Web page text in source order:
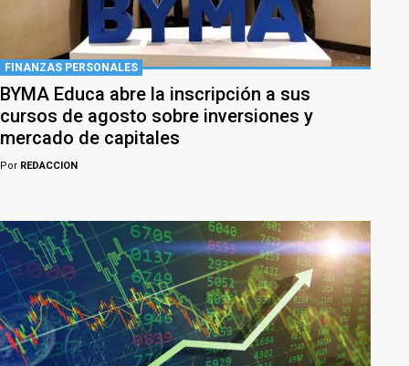
FINANZAS PERSONALES
BYMA Educa abre la inscripción a sus
cursos de agosto sobre inversiones y
mercado de capitales
Por REDACCION